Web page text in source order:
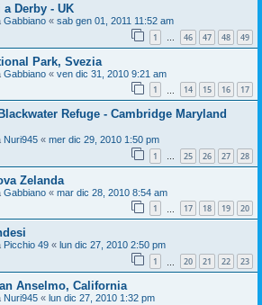
Derby - UK
Gabbiano « sab gen 01, 2011 11:52 am
1 46 47 48 49
Park, Svezia
Gabbiano « ven dic 31, 2010 9:21 am
1 14 15 16 17
Refuge - Cambridge Maryland
Nuri945 « mer dic 29, 2010 1:50 pm
1 … 25 26 27 28
Zelanda
Gabbiano « mar dic 28, 2010 8:54 am
1 17 18 19 20
Picchio 49 « lun dic 27, 2010 2:50 pm
1 20 21 22 23
Anselmo, California
Nuri945 « lun dic 27, 2010 1:32 pm